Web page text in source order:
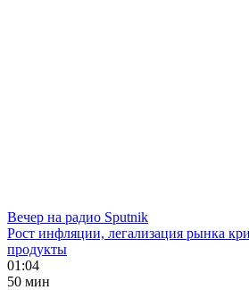
Вечер на радио Sputnik
Рост инфляции, легализация рынка
продукты
01:04
50 мин